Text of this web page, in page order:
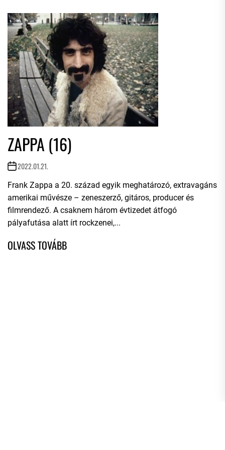
ZAPPA (16)
2022.01.21.
Frank Zappa a 20. század egyik meghatározó, extravagáns
amerikai művésze – zeneszerző, gitáros, producer és
filmrendező. A csaknem három évtizedet átfogó
pályafutása alatt írt rockzenei,...